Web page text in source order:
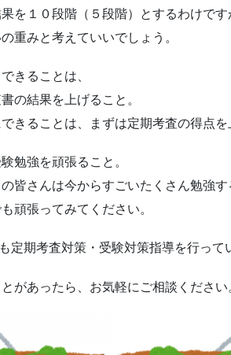
を１０段階（５段階）とするわけです
重みと考えていいでしょう。
きることは、
の結果を上げること。
きることは、まずは定期考査の得点を
勉強を頑張ること。
皆さんは今からすごいたくさん勉強す
頑張ってみてください。
定期考査対策・受験対策指導を行って
があったら、お気軽にご相談ください